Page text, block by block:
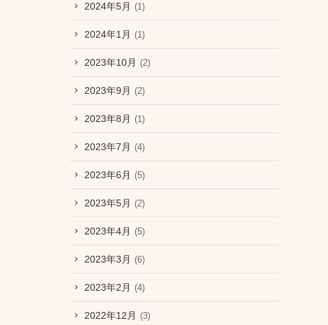
2024年5月 (1)
2024年1月 (1)
2023年10月 (2)
2023年9月 (2)
2023年8月 (1)
2023年7月 (4)
2023年6月 (5)
2023年5月 (2)
2023年4月 (5)
2023年3月 (6)
2023年2月 (4)
2022年12月 (3)